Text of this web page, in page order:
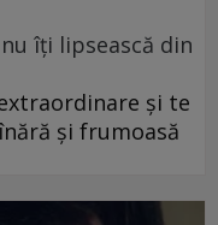
îți lipsească din
și te
și frumoasă